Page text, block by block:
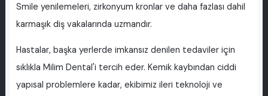
Smile yenilemeleri, zirkonyum kronlar ve daha fazlası dahil
karmaşık diş vakalarında uzmandır.
Hastalar, başka yerlerde imkansız denilen tedaviler için
sıklıkla Milim Dental'i tercih eder. Kemik kaybından ciddi
yapısal problemlere kadar, ekibimiz ileri teknoloji ve